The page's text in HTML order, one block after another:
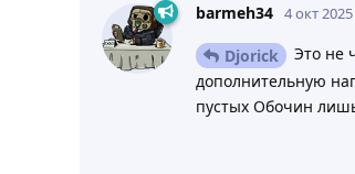
barmeh34 4 окт 2025
Djorick
Это не
дополнительную
пустых Обочин